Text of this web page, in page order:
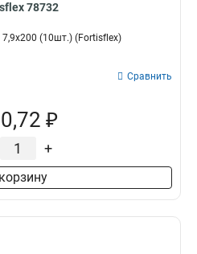
78732
(10шт.) (Fortisflex)
Сравнить
₽
+